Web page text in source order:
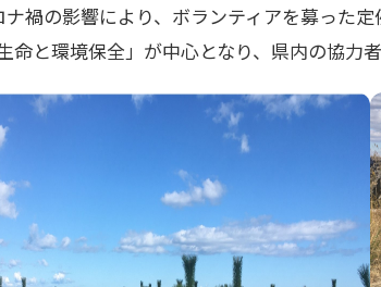
禍の影響により、ボランティアを募った
命と環境保全」が中心となり、県内の協力